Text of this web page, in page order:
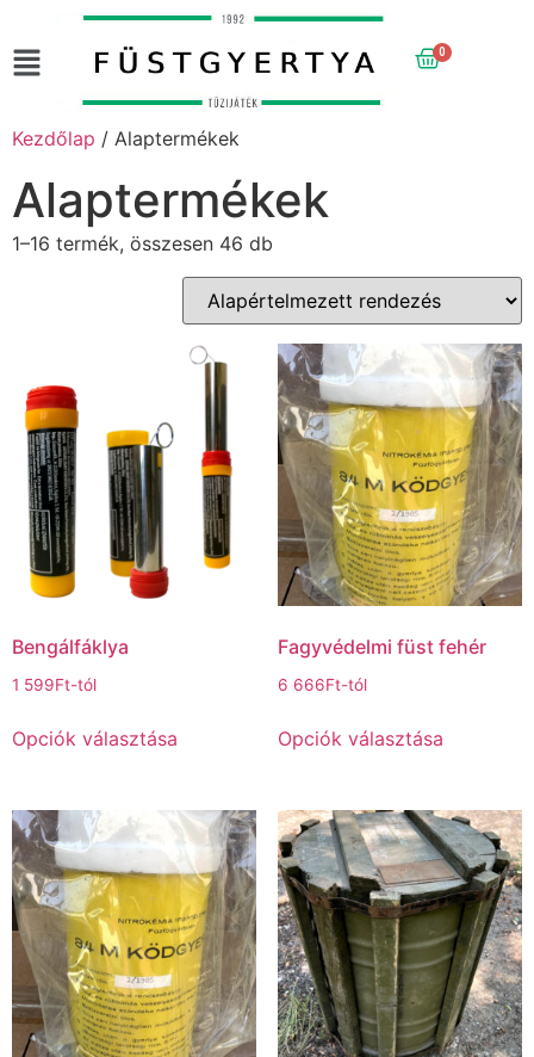
0
Kezdőlap / Alaptermékek
Alaptermékek
1–16 termék, összesen 46 db
Bengálfáklya
1 599Ft-tól
Opciók választása
Fagyvédelmi füst fehér
6 666Ft-tól
Opciók választása